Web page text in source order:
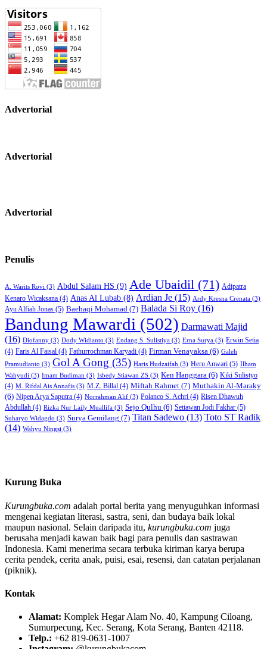
Advertorial
Advertorial
Advertorial
Penulis
A. Warits Rovi (3) Abdul Salam HS (9) Ade Ubaidil (71) Adipatra
Kenaro Wicaksana (4) Anas Al Lubab (8) Ardian Je (15) Ardy Kresna Crenata (3)
Ayu Alfiah Jonas (5) Baehaqi Mohamad (7) Balada Si Roy (16)
Bandung Mawardi (502) Darmawati Majid
(16) Diofanny (3) Dody Widianto (3) Endang S. Sulistiya (3) Erna Surya (3) Erwin Setia
(4) Faris Al Faisal (4) Fathurrochman Karyadi (4) Firman Venayaksa (6) Galeh
Pramudianto (3) Gol A Gong (35) Haris Hudzaifah (3) Heru Anwari (5) Ilham
Wahyudi (3) Imam Budiman (3) Isbedy Stiawan ZS (3) Ken Hanggara (6) Kiki Sulistyo
(4) M. Rifdal Ais Annafis (3) M.Z. Billal (4) Miftah Rahmet (7) Muthakin Al-Maraky
(6) Nipen Arya Saputra (4) Norrahman Alif (3) Polanco S. Achri (4) Risen Dhawuh
Abdullah (4) Rizka Nur Laily Muallifa (3) Sejo Qulhu (6) Setiawan Jodi Fakhar (5)
Suharyo Widagdo (3) Surya Gemilang (7) Titan Sadewo (13) Toto ST Radik
(14) Wahyu Ningsi (3)
Kurung Buka
Kurungbuka.com adalah portal berita yang menyuguhkan informasi
mengenai kegiatan literasi, sastra, seni, dan budaya baik lokal
maupun nasional. Selain daripada itu, kurungbuka.com juga
berusaha menjadi kawan baik bagi para penulis dan sastrawan
Indonesia. Kami menerima secara terbuka kiriman karya berupa
cerita pendek, cerita anak, puisi, esai, resensi, dan catatan perjalanan
(piknik).
Kontak
Alamat: Komplek Hegar Alam No. 40, Kampung Ciloang,
Sumurpecung, Kec. Serang, Kota Serang, Banten 42118.
Telp.: +62 819-0631-1007